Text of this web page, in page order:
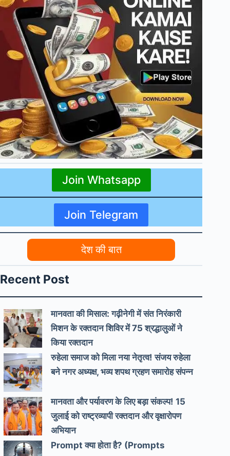
Join Whatsapp
Join Telegram
देश की बात
Recent Post
मानवता की मिसाल: गढ़ीनेगी में संत निरंकारी
मिशन के रक्तदान शिविर में 75 श्रद्धालुओं ने
किया रक्तदान
रुहेला समाज को मिला नया नेतृत्व! संजय रुहेला
बने नगर अध्यक्ष, भव्य शपथ ग्रहण समारोह संपन्न
मानवता और पर्यावरण के लिए बड़ा संकल्प! 15
जुलाई को राष्ट्रव्यापी रक्तदान और वृक्षारोपण
अभियान
Prompt क्या होता है? (Prompts